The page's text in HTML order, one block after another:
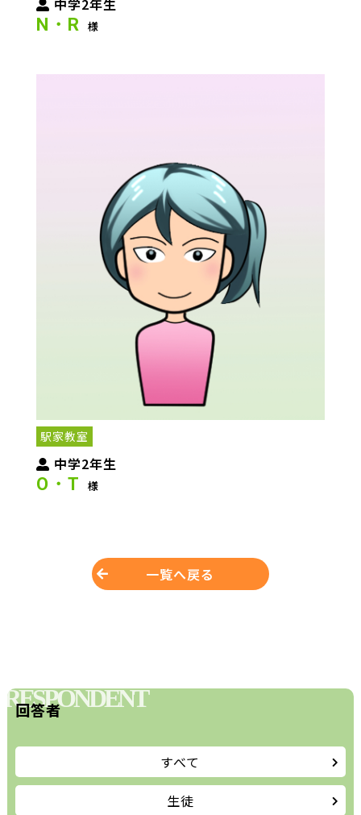
中学2年生
N・R 様
駅家教室
中学2年生
O・T 様
一覧へ戻る
RESPONDENT
回答者
すべて
生徒